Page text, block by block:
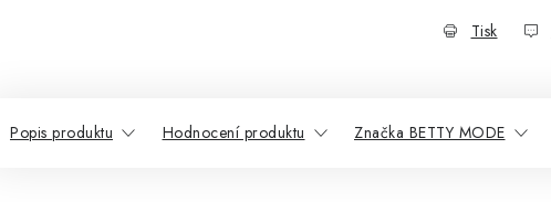
Tisk
Popis produktu Hodnocení produktu Značka BETTY MODE